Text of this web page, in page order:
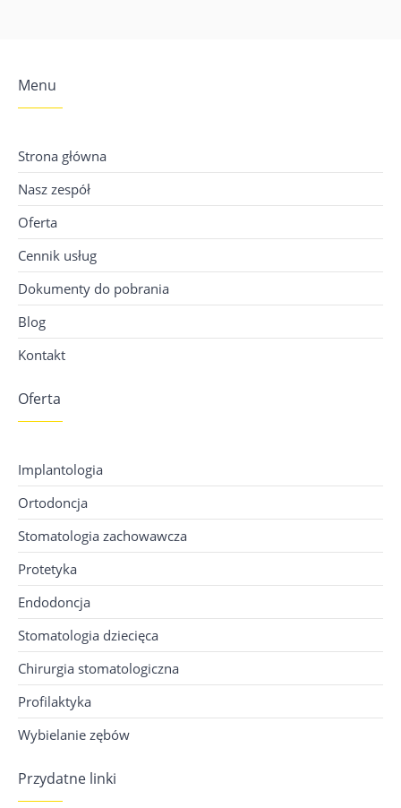
Menu
Strona główna
Nasz zespół
Oferta
Cennik usług
Dokumenty do pobrania
Blog
Kontakt
Oferta
Implantologia
Ortodoncja
Stomatologia zachowawcza
Protetyka
Endodoncja
Stomatologia dziecięca
Chirurgia stomatologiczna
Profilaktyka
Wybielanie zębów
Przydatne linki